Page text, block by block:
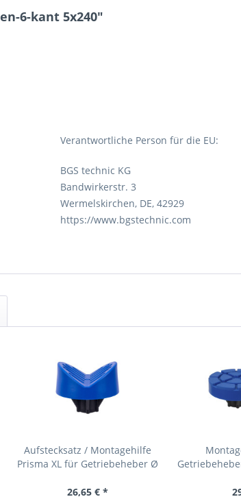
6-kant 5x240"
Verantwortliche Person für die EU:
BGS technic KG
Bandwirkerstr. 3
Wermelskirchen, DE, 42929
https://www.bgstechnic.com
Aufstecksatz / Montagehilfe
Prisma XL für Getriebeheber Ø
26,65 € *